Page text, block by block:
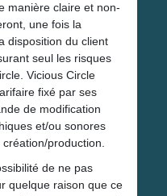
manière claire et non-
une fois la
disposition du client
seul les risques
Vicious Circle
fixé par ses
de modification
et/ou sonores
production.
de ne pas
quelque raison que ce